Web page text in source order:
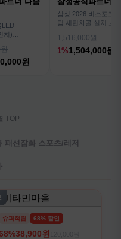
치)
원
삼성 2026 비스포크
팀 새틴차콜 설치 보
1,516,000원
1%1,504,000원
TOP
패션잡화 스포츠/레저
슈퍼적립 68% 할인
38,900원